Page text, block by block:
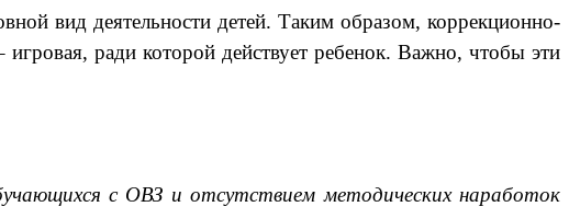
вид деятельности детей. Таким образом, коррекционно-
ради которой действует ребенок. Важно, чтобы эти
с ОВЗ и отсутствием методических наработок